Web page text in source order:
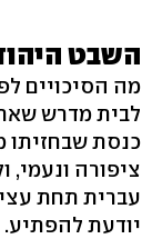
השבט
מה הסיכויים
לבית מדרש
כנסת שבחזיתו
ציפורה ונעמי,
עברית תחת
יודעת להפתיע.